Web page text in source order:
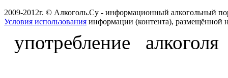
2009-2012г. © Алкоголь.Су - информационный алкогольный
Условия использования информации (контента), размещённой
употребление